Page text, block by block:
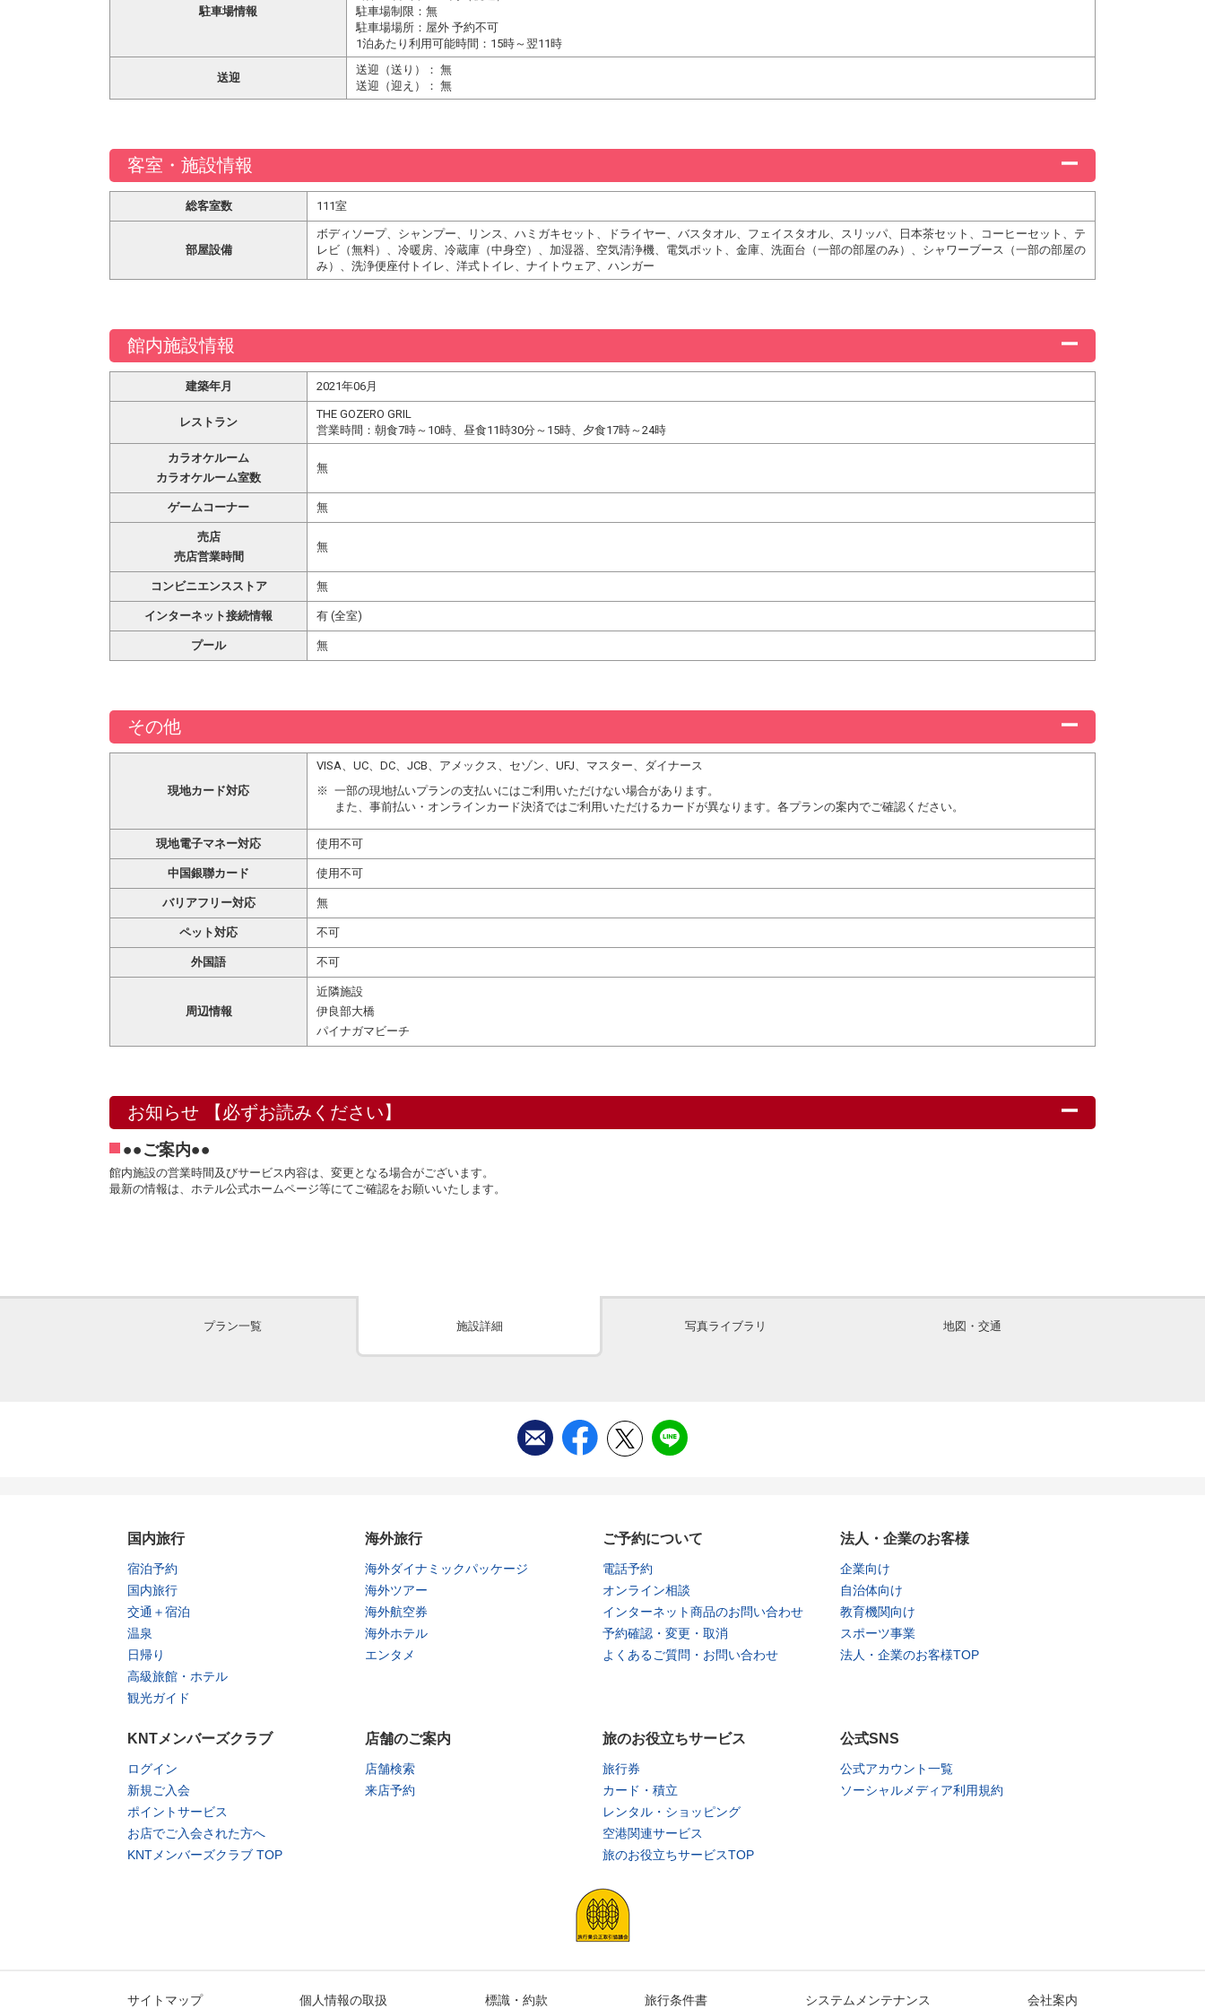
駐車場情報
駐車場制限：無
駐車場場所：屋外 予約不可
1泊あたり利用可能時間：15時～翌11時
送迎
送迎（送り）： 無
送迎（迎え）： 無
客室・施設情報
総客室数 111室
部屋設備
ボディソープ、シャンプー、リンス、ハミガキセット、ドライヤー、バスタオル、フェイスタオル、スリッパ、日本茶セット、コーヒーセット、テ
レビ（無料）、冷暖房、冷蔵庫（中身空）、加湿器、空気清浄機、電気ポット、金庫、洗面台（一部の部屋のみ）、シャワーブース（一部の部屋の
み）、洗浄便座付トイレ、洋式トイレ、ナイトウェア、ハンガー
館内施設情報
建築年月 2021年06月
レストラン
THE GOZERO GRIL
営業時間：朝食7時～10時、昼食11時30分～15時、夕食17時～24時
カラオケルーム
カラオケルーム室数
無
ゲームコーナー 無
売店
売店営業時間
無
コンビニエンスストア 無
インターネット接続情報 有 (全室)
プール 無
その他
現地カード対応
VISA、UC、DC、JCB、アメックス、セゾン、UFJ、マスター、ダイナース
一部の現地払いプランの支払いにはご利用いただけない場合があります。
また、事前払い・オンラインカード決済ではご利用いただけるカードが異なります。各プランの案内でご確認ください。
現地電子マネー対応 使用不可
中国銀聯カード 使用不可
バリアフリー対応 無
ペット対応 不可
外国語 不可
周辺情報
近隣施設
伊良部大橋
パイナガマビーチ
お知らせ 【必ずお読みください】
●●ご案内●●
館内施設の営業時間及びサービス内容は、変更となる場合がございます。
最新の情報は、ホテル公式ホームページ等にてご確認をお願いいたします。
プラン一覧 施設詳細 写真ライブラリ 地図・交通
国内旅行
宿泊予約
国内旅行
交通＋宿泊
温泉
日帰り
高級旅館・ホテル
観光ガイド
海外旅行
海外ダイナミックパッケージ
海外ツアー
海外航空券
海外ホテル
エンタメ
ご予約について
電話予約
オンライン相談
インターネット商品のお問い合わせ
予約確認・変更・取消
よくあるご質問・お問い合わせ
法人・企業のお客様
企業向け
自治体向け
教育機関向け
スポーツ事業
法人・企業のお客様TOP
KNTメンバーズクラブ
ログイン
新規ご入会
ポイントサービス
お店でご入会された方へ
KNTメンバーズクラブ TOP
店舗のご案内
店舗検索
来店予約
旅のお役立ちサービス
旅行券
カード・積立
レンタル・ショッピング
空港関連サービス
旅のお役立ちサービスTOP
公式SNS
公式アカウント一覧
ソーシャルメディア利用規約
サイトマップ 個人情報の取扱 標識・約款 旅行条件書 システムメンテナンス 会社案内